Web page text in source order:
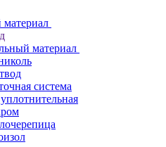
материал
система